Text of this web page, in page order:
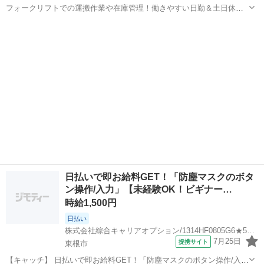
フォークリフトでの運搬作業や在庫管理！働きやすい日勤＆土日休み
日払いで即お給料GET！「防塵マスクのボタ
ン操作/入力」【未経験OK！ビギナー…
時給1,500円
日払い
株式会社綜合キャリアオプション/1314HF0805G6★54-S
東根市
提携サイト 7月25日
【キャッチ】 日払いで即お給料GET！「防塵マスクのボタン操作/入